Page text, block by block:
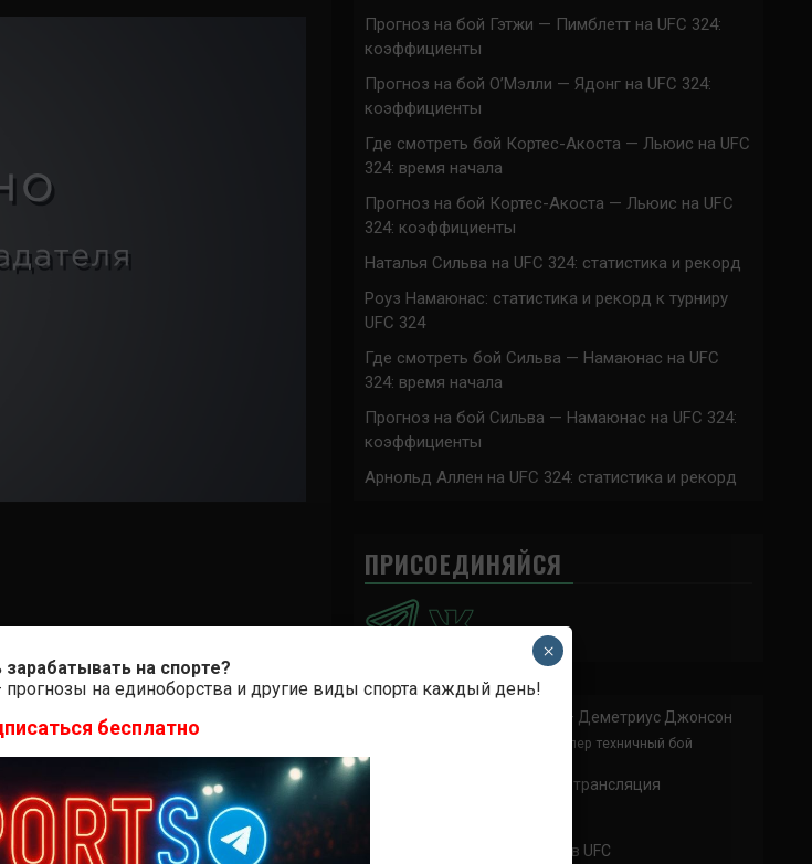
события и мира
Прогноз на бой Гэтжи — Пимблетт на UFC 324:
коэффициенты
Прогноз на бой О’Мэлли — Ядонг на UFC 324:
коэффициенты
Где смотреть бой Кортес-Акоста — Льюис на UFC
324: время начала
Прогноз на бой Кортес-Акоста — Льюис на UFC
324: коэффициенты
Наталья Сильва на UFC 324: статистика и рекорд
Роуз Намаюнас: статистика и рекорд к турниру
UFC 324
Где смотреть бой Сильва — Намаюнас на UFC
324: время начала
Прогноз на бой Сильва — Намаюнас на UFC 324:
коэффициенты
Арнольд Аллен на UFC 324: статистика и рекорд
ПРИСОЕДИНЯЙСЯ
Доминик Круз — Деметриус Джонсон
Спасибо что выложили этот супер техничный бой
UFC 324 прямая трансляция
Расписание боев UFC
на спорте?
прогнозы на единоборства и другие виды спорта каждый день!
бесплатно
×